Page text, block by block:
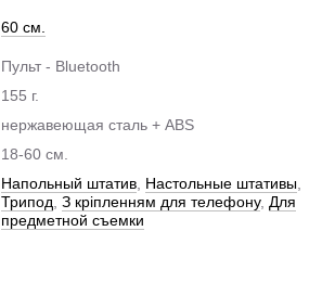
60 см.
Пульт - Bluetooth
155 г.
нержавеющая сталь + ABS
18-60 см.
Напольный штатив Настольные штативы
Трипод З кріпленням для телефону, Для
предметной съемки